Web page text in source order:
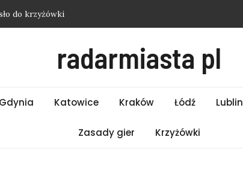
do krzyżówki
Wrocław – Piątek 07.08.2026
radarmiasta pl
Gdynia Katowice Kraków Łódź Lublin
Zasady gier Krzyżówki